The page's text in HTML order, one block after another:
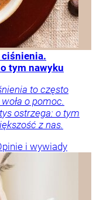
tym nawyku
to często
o pomoc.
ostrzega: o tym
z nas.
i wywiady